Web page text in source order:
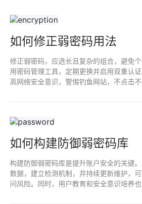
如何修正弱密码用法
修正弱密码，应选长且复杂的组合，避免
用密码管理工具，定期更换并启用双重认
高网络安全意识，警惕钓鱼网站，不点击
如何构建防御弱密码库
构建防御弱密码库是提升账户安全的关键
数据，建立检测机制，并持续更新维护，
问风险。同时，用户教育和安全意识培养